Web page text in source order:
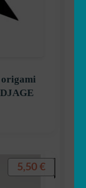
origami
5,50 €